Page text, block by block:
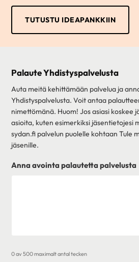
TUTUSTU IDEAPANKKIIN
Palaute Yhdistyspalvelusta
Auta meitä kehittämään palvelua ja
Yhdistyspalvelusta. Voit antaa
nimettömänä. Huom! Jos asiasi koskee
asioita, kuten esimerkiksi jäsentietojesi
sydan.fi palvelun puolelle kohtaan Tule
jäsenille.
Anna avointa palautetta palvelusta
0 av 500 maximalt antal tecken